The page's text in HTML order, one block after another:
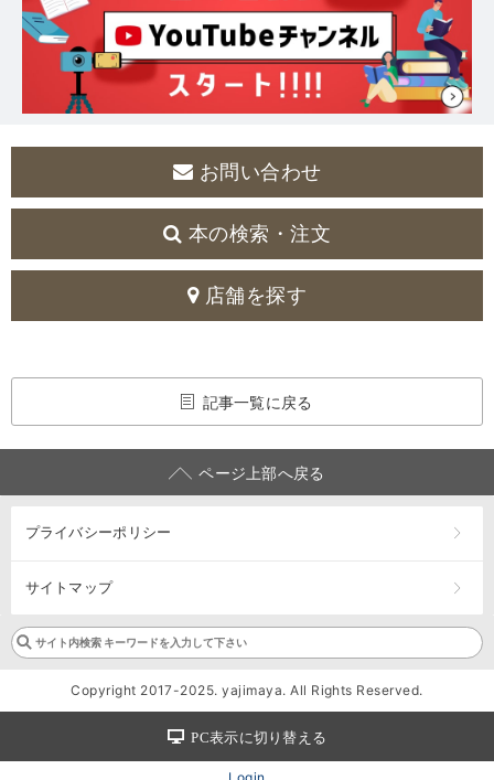
お問い合わせ
本の検索・注文
店舗を探す
記事一覧に戻る
ページ上部へ戻る
プライバシーポリシー
サイトマップ
Copyright 2017-2025. yajimaya. All Rights Reserved.
PC表示に切り替える